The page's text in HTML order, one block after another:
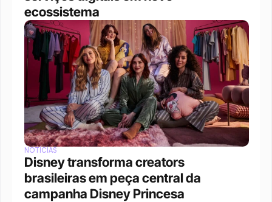
ecossistema
NOTÍCIAS
Disney transforma creators
brasileiras em peça central da
campanha Disney Princesa